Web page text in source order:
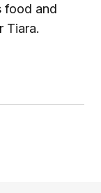
food and
Tiara.